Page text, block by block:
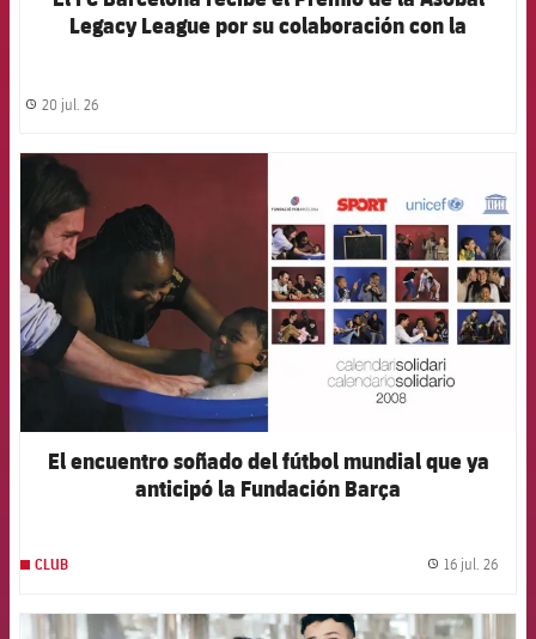
Legacy League por su colaboración con la
label.share.clock
20 jul. 26
El encuentro soñado del fútbol mundial que ya
anticipó la Fundación Barça
CLUB 16 jul. 26
FCB Barcelona badge